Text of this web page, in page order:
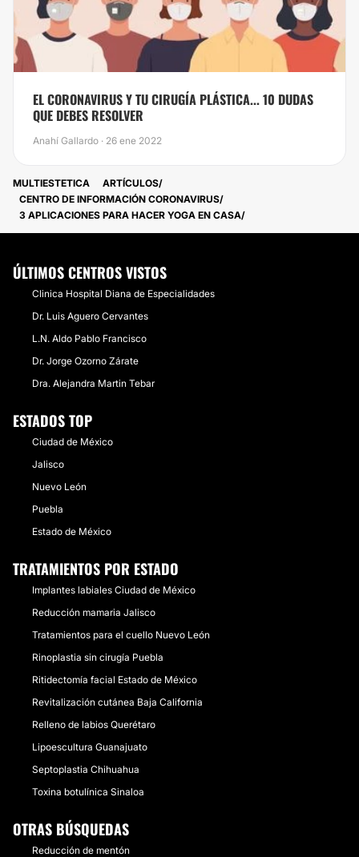
EL CORONAVIRUS Y TU CIRUGÍA PLÁSTICA... 10 DUDAS
QUE DEBES RESOLVER
Anahí Gallardo · 26 ene 2022
MULTIESTETICA
ARTÍCULOS
CENTRO DE INFORMACIÓN CORONAVIRUS
3 APLICACIONES PARA HACER YOGA EN CASA
ÚLTIMOS CENTROS VISTOS
Clinica Hospital Diana de Especialidades
Dr. Luis Aguero Cervantes
L.N. Aldo Pablo Francisco
Dr. Jorge Ozorno Zárate
Dra. Alejandra Martin Tebar
ESTADOS TOP
Ciudad de México
Jalisco
Nuevo León
Puebla
Estado de México
TRATAMIENTOS POR ESTADO
Implantes labiales Ciudad de México
Reducción mamaria Jalisco
Tratamientos para el cuello Nuevo León
Rinoplastia sin cirugía Puebla
Ritidectomía facial Estado de México
Revitalización cutánea Baja California
Relleno de labios Querétaro
Lipoescultura Guanajuato
Septoplastia Chihuahua
Toxina botulínica Sinaloa
OTRAS BÚSQUEDAS
Reducción de mentón